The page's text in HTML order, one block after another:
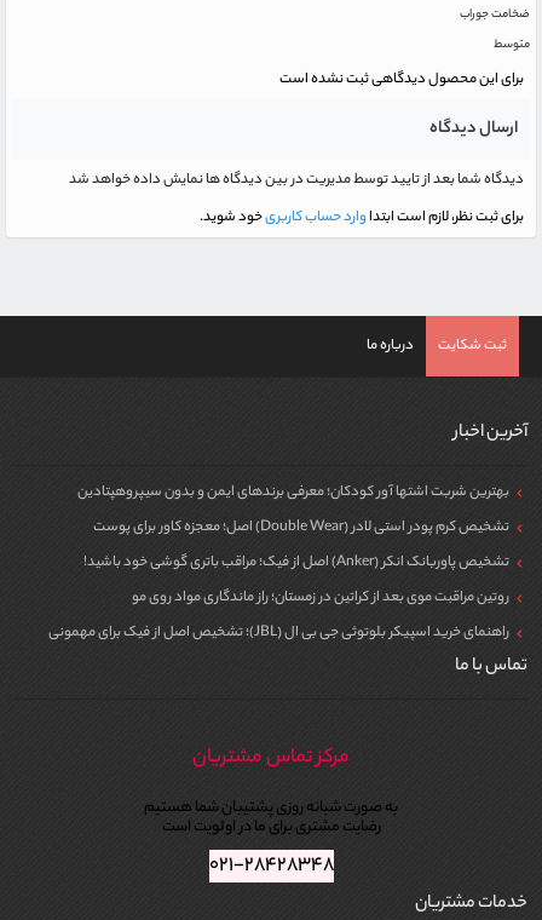
ضخامت جوراب
متوسط
برای این محصول دیدگاهی ثبت نشده است
ارسال دیدگاه
دیدگاه شما بعد از تایید توسط مدیریت در بین دیدگاه ها نمایش داده خواهد شد
برای ثبت نظر، لازم است ابتداوارد حساب کاربریخود شوید.
ثبت شکایت درباره ما
آخرین اخبار
بهترین شربت اشتها آور کودکان؛ معرفی برندهای ایمن و بدون سیپروهپتادین
تشخیص کرم پودر استی لادر (Double Wear) اصل؛ معجزه کاور برای پوست
تشخیص پاوربانک انکر (Anker) اصل از فیک؛ مراقب باتری گوشی خود باشید!
روتین مراقبت موی بعد از کراتین در زمستان؛ راز ماندگاری مواد روی مو
راهنمای خرید اسپیکر بلوتوثی جی بی ال (JBL)؛ تشخیص اصل از فیک برای مهمونی
تماس با ما
مرکز تماس مشتریان
به صورت شبانه روزی پشتیبان شما هستیم
رضایت مشتری برای ما در اولویت است
۰۲۱-۲۸۴۲۸۳۴۸
خدمات مشتریان